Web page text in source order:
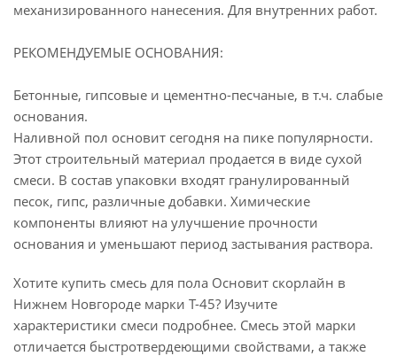
механизированного нанесения. Для внутренних работ.
РЕКОМЕНДУЕМЫЕ ОСНОВАНИЯ:
Бетонные, гипсовые и цементно-песчаные, в т.ч. слабые
основания.
Наливной пол основит сегодня на пике популярности.
Этот строительный материал продается в виде сухой
смеси. В состав упаковки входят гранулированный
песок, гипс, различные добавки. Химические
компоненты влияют на улучшение прочности
основания и уменьшают период застывания раствора.
Хотите купить смесь для пола Основит скорлайн в
Нижнем Новгороде марки Т-45? Изучите
характеристики смеси подробнее. Смесь этой марки
отличается быстротвердеющими свойствами, а также